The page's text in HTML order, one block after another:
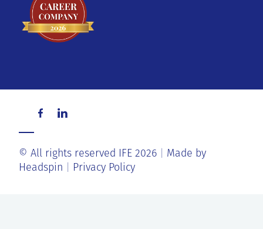
© All rights reserved IFE 2026
Made by
Headspin
Privacy Policy